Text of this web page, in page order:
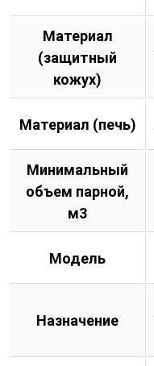
Материал
(защитный
кожух)
Материал (печь)
Минимальный
объем парной,
м3
Модель
Назначение